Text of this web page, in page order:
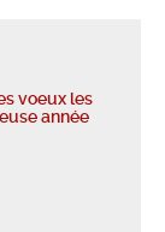
voeux les
année